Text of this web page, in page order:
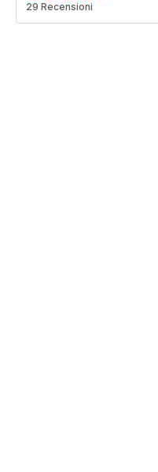
ratings.4.2
29 Recensioni